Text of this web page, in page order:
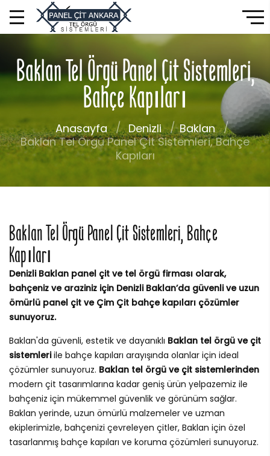
Baklan Tel Örgü Panel Çit Sistemleri,
Bahçe Kapıları
Anasayfa Denizli
Baklan
Baklan Tel Örgü Panel Çit Sistemleri, Bahçe
Kapıları
Baklan Tel Örgü Panel Çit Sistemleri, Bahçe
Kapıları
Denizli Baklan panel çit ve tel örgü firması olarak,
bahçeniz ve araziniz için Denizli Baklan’da güvenli ve uzun
ömürlü panel çit ve Çim Çit bahçe kapıları çözümler
sunuyoruz.
Baklan'da güvenli, estetik ve dayanıklı Baklan tel örgü ve çit
sistemleriile bahçe kapıları arayışında olanlar için ideal
çözümler sunuyoruz. Baklan tel örgü ve çit sistemlerinden
modern çit tasarımlarına kadar geniş ürün yelpazemiz ile
bahçeniz için mükemmel güvenlik ve görünüm sağlar.
Baklan yerinde, uzun ömürlü malzemeler ve uzman
ekiplerimizle, bahçenizi çevreleyen çitler, Baklan için özel
tasarlanmış bahçe kapıları ve koruma çözümleri sunuyoruz.